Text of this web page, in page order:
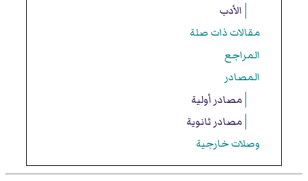
الأدب
مقالات ذات صلة
المراجع
المصادر
مصادر أولية
مصادر ثانوية
وصلات خارجية